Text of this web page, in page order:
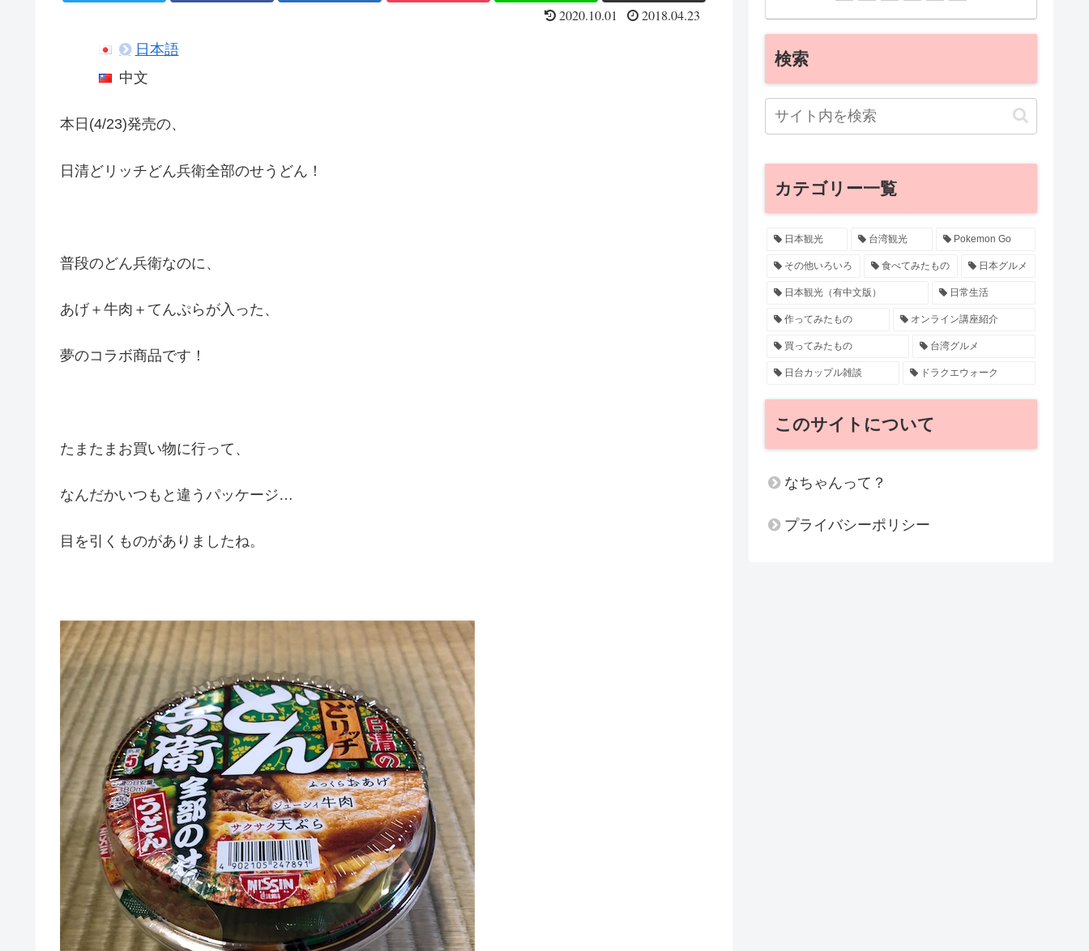
2020.10.01 2018.04.23
日本語
中文
本日(4/23)発売の、
日清どリッチどん兵衛全部のせうどん！
普段のどん兵衛なのに、
あげ＋牛肉＋てんぷらが入った、
夢のコラボ商品です！
たまたまお買い物に行って、
なんだかいつもと違うパッケージ…
目を引くものがありましたね。
検索
カテゴリー一覧
日本観光 台湾観光 Pokemon Go
その他いろいろ 食べてみたもの 日本グルメ
日本観光（有中文版） 日常生活
作ってみたもの オンライン講座紹介
買ってみたもの 台湾グルメ
日台カップル雑談 ドラクエウォーク
このサイトについて
なちゃんって？
プライバシーポリシー